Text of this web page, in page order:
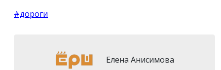
#дороги
Елена Анисимова